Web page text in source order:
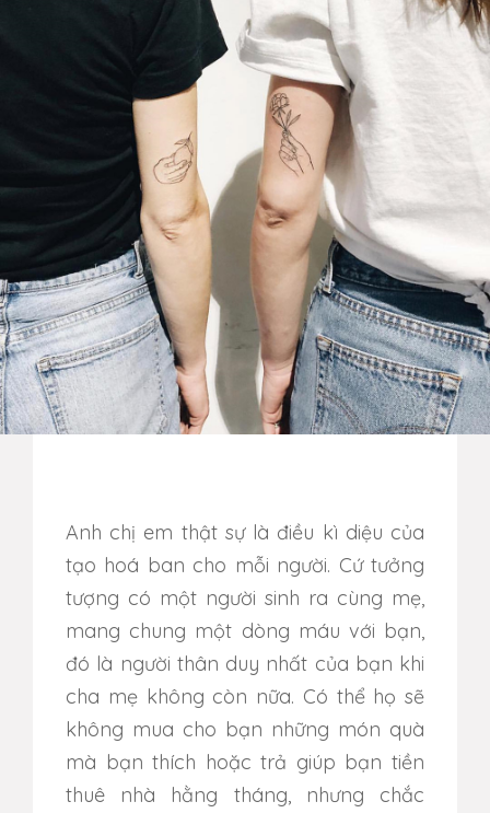
Anh chị em thật sự là điều kì diệu của
tạo hoá ban cho mỗi người. Cứ tưởng
tượng có một người sinh ra cùng mẹ,
mang chung một dòng máu với bạn,
đó là người thân duy nhất của bạn khi
cha mẹ không còn nữa. Có thểhọ sẽ
không mua cho bạn những món quà
mà bạn thích hoặc trả giúp bạn tiền
thuê nhà hằng tháng, nhưng chắc